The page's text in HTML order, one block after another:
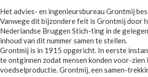
Het advies- en ingenieursbureau Grontmij
Vanwege dit bijzondere feit is Grontmij door
Nederlandse Bruggen Stich-ting in de
inhoud van dit nummer samen te stellen.
Grontmij is in 1915 opgericht. In eerste
te ontginnen zodat mensen konden voor-zien
voedselproductie. Grontmij, een samen-